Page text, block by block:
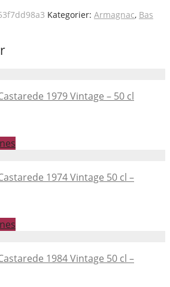
Kategorier: Armagnac, Bas
1979 Vintage – 50 cl
1974 Vintage 50 cl –
1984 Vintage 50 cl –